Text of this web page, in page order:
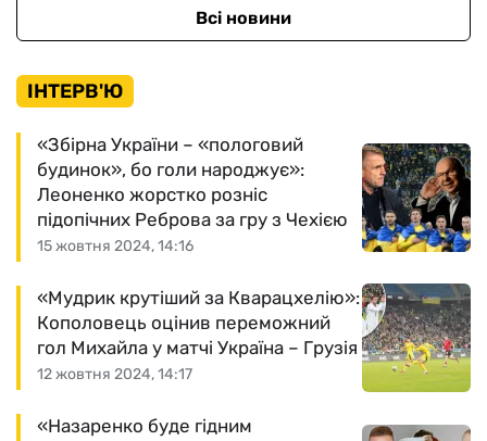
Всі новини
ІНТЕРВ'Ю
15 жовтня 2024, 14:16
«Збірна України – «пологовий
будинок», бо голи народжує»:
Леоненко жорстко розніс
підопічних Реброва за гру з Чехією
12 жовтня 2024, 14:17
«Мудрик крутіший за Кварацхелію»:
Кополовець оцінив переможний
гол Михайла у матчі Україна – Грузія
«Назаренко буде гідним